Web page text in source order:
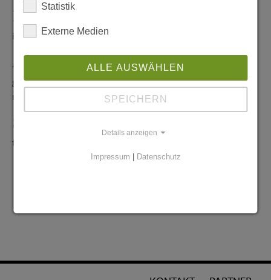
Redaktionelle Anfragen
info@stadtglanz.de
Anzeigen-Service
graen@mediaworldgmbh.deoder
meyer@mediaworldgmbh.de
tipps@stadtglanz.de
Statistik
Externe Medien
ALLE AUSWÄHLEN
SPEICHERN
Details anzeigen
Impressum | Datenschutz